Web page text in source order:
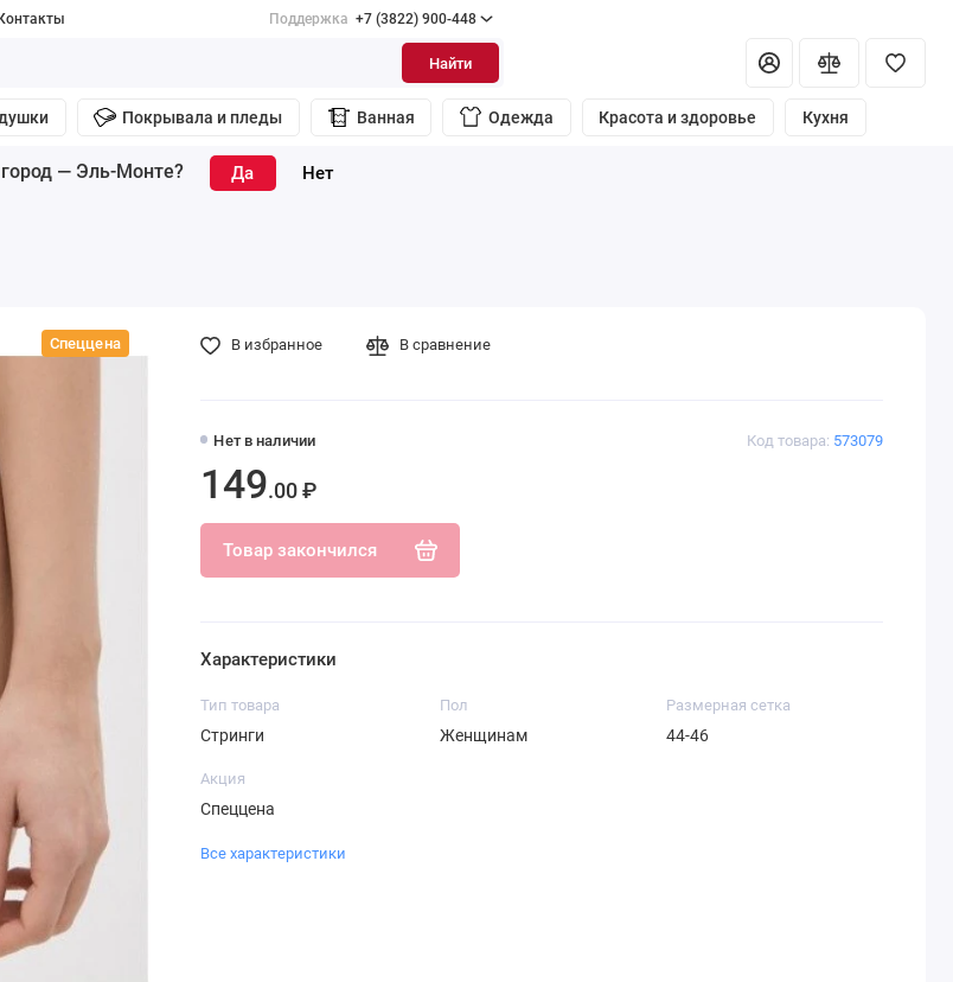
Контакты Поддержка +7 (3822) 900-448
Найти
Покрывала и пледы Ванная Одежда Красота и здоровье Кухня
— Эль-Монте?
Спеццена
Код товара: 573079
Нет в наличии
149.00 ₽
Товар закончился
В избранное В сравнение
Характеристики
Тип товара
Стринги
Пол
Женщинам
Размерная сетка
44-46
Акция
Спеццена
Все характеристики